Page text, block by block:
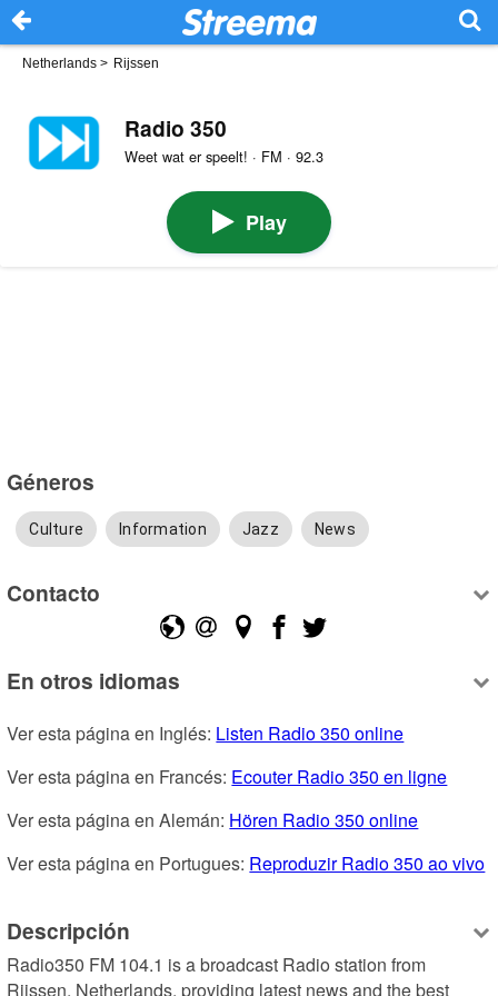
Netherlands > Rijssen
Radio 350
Weet wat er speelt! · FM · 92.3
Play
Géneros
Culture Information Jazz News
Contacto
En otros idiomas
Ver esta página en Inglés: Listen Radio 350 online
Ver esta página en Francés: Ecouter Radio 350 en ligne
Ver esta página en Alemán: Hören Radio 350 online
Ver esta página en Portugues: Reproduzir Radio 350 ao vivo
Descripción
Radio350 FM 104.1 is a broadcast Radio station from
Rijssen, Netherlands, providing latest news and the best